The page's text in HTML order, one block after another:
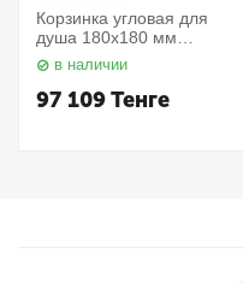
Корзинка угловая для
душа 180х180 мм
Elegance 11657010000
Keuco
в наличии
97 109Тенге